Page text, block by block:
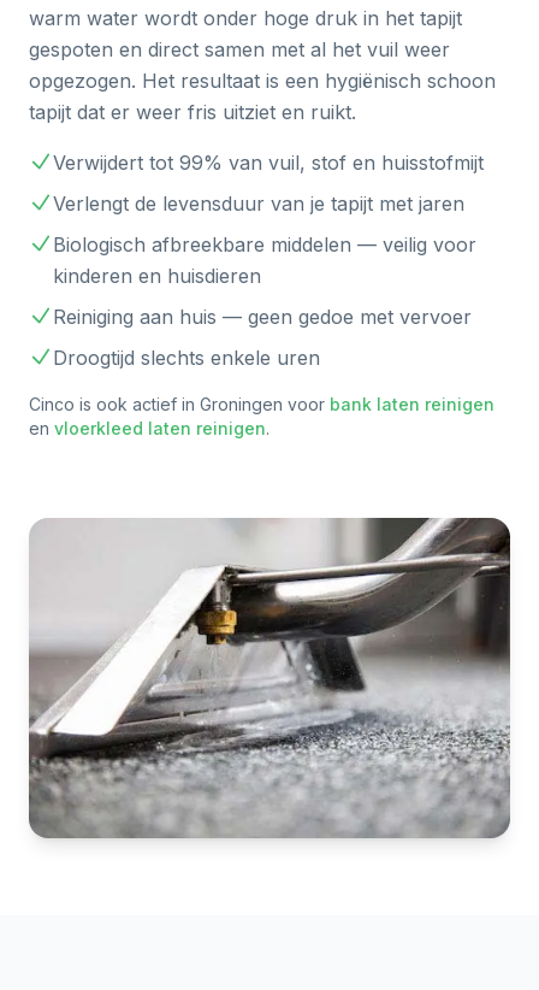
warm water wordt onder hoge druk in het tapijt
gespoten en direct samen met al het vuil weer
opgezogen. Het resultaat is een hygiënisch schoon
tapijt dat er weer fris uitziet en ruikt.
Verwijdert tot 99% van vuil, stof en huisstofmijt
Verlengt de levensduur van je tapijt met jaren
Biologisch afbreekbare middelen — veilig voor
kinderen en huisdieren
Reiniging aan huis — geen gedoe met vervoer
Droogtijd slechts enkele uren
Cinco is ook actief in Groningen voor bank laten reinigen
en vloerkleed laten reinigen.